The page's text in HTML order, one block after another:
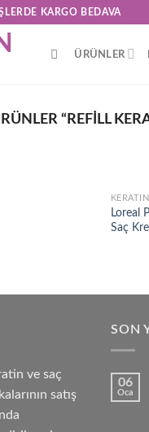
KARGO BEDAVA
ÜRÜNLER
“REFILL
Loreal
Saç
ve saç
satış
SON
06
Oca